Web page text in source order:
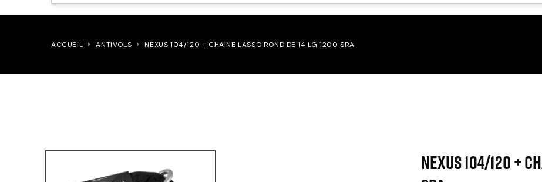
ACCUEIL ANTIVOLS NEXUS 104/120 + CHAINE LASSO ROND DE 14 LG 1200 SRA
NEXUS 104/120 +